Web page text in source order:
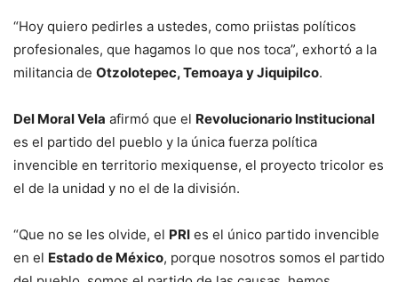
“Hoy quiero pedirles a ustedes, como priistas políticos
profesionales, que hagamos lo que nos toca”, exhortó a la
militancia de Otzolotepec, Temoaya y Jiquipilco.
Del Moral Vela afirmó que el Revolucionario Institucional
es el partido del pueblo y la única fuerza política
invencible en territorio mexiquense, el proyecto tricolor es
el de la unidad y no el de la división.
“Que no se les olvide, el PRI es el único partido invencible
en el Estado de México, porque nosotros somos el partido